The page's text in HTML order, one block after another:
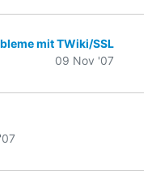
mit TWiki/SSL
09 Nov '07